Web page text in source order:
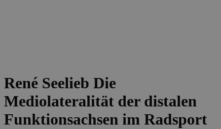
René Seelieb Die
Mediolateralität der distalen
Funktionsachsen im Radsport